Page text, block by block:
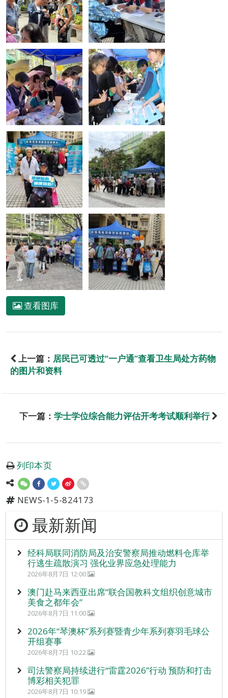
查看图库
上一篇： 居民已可透过“一户通”查看卫生局处方药物
的图片和资料
下一篇： 学士学位综合能力评估开考考试顺利举行
列印本页
NEWS-1-5-824173
最新新闻
经科局联同消防局及治安警察局推动燃料仓库举
行逃生疏散演习 强化业界应急处理能力
2026年8月7日 12:00
澳门赴马来西亚出席“联合国教科文组织创意城市
美食之都年会”
2026年8月7日 11:00
2026年“琴澳杯”系列赛暨青少年系列赛羽毛球公
开组赛事
2026年8月7日 10:22
司法警察局持续进行“雷霆2026”行动 预防和打击
博彩相关犯罪
2026年8月7日 10:19